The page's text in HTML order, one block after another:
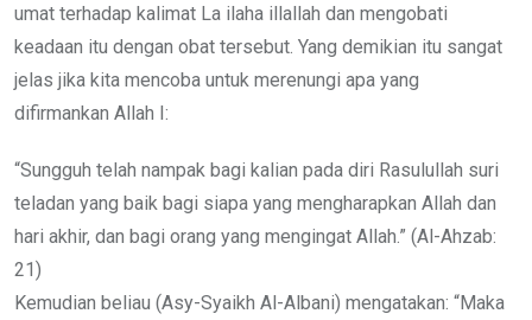
umat terhadap kalimat La ilaha illallah dan mengobati
keadaan itu dengan obat tersebut. Yang demikian itu sangat
jelas jika kita mencoba untuk merenungi apa yang
difirmankan Allah I:
“Sungguh telah nampak bagi kalian pada diri Rasulullah suri
teladan yang baik bagi siapa yang mengharapkan Allah dan
hari akhir, dan bagi orang yang mengingat Allah.” (Al-Ahzab:
21)
Kemudian beliau (Asy-Syaikh Al-Albani) mengatakan: “Maka